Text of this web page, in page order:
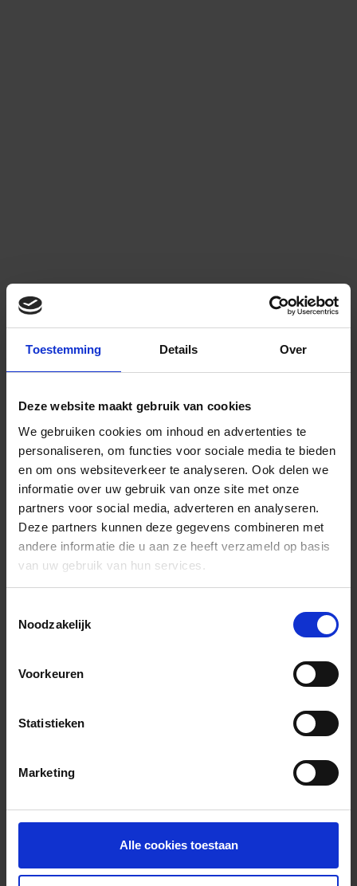
Toestemming Details Over
Deze website maakt gebruik van cookies
We gebruiken cookies om inhoud en advertenties te
personaliseren, om functies voor sociale media te bieden
en om ons websiteverkeer te analyseren. Ook delen we
informatie over uw gebruik van onze site met onze
partners voor social media, adverteren en analyseren.
Deze partners kunnen deze gegevens combineren met
andere informatie die u aan ze heeft verzameld op basis
van uw gebruik van hun services.
Noodzakelijk
Voorkeuren
Statistieken
Marketing
Alle cookies toestaan